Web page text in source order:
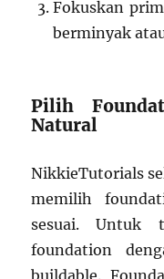
Fokuskan
berminyak
Pilih
Natural
NikkieTutorials
memilih
sesuai. Untuk
foundation
buildable.